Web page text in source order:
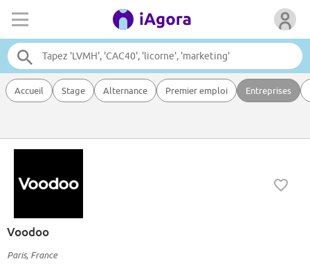
Accueil Stage Alternance Premier emploi Entreprises
Voodoo
Paris, France